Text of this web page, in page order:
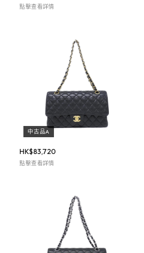
點擊查看詳情
中古品A
HK$83,720
點擊查看詳情